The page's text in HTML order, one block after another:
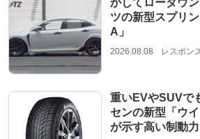
かしてローダウ
ツの新型スプリ
A」
2026.08.08 レスポン
重いEVやSUVで
センの新型「ウ
が示す高い制動力